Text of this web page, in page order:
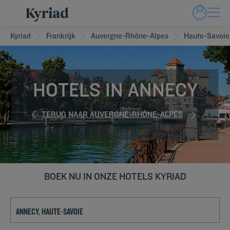
Kyriad Frankrijk Auvergne-Rhône-Alpes Haute-Savoie
HOTELS IN ANNECY
TERUG NAAR AUVERGNE-RHÔNE-ALPES
BOEK NU IN ONZE HOTELS KYRIAD